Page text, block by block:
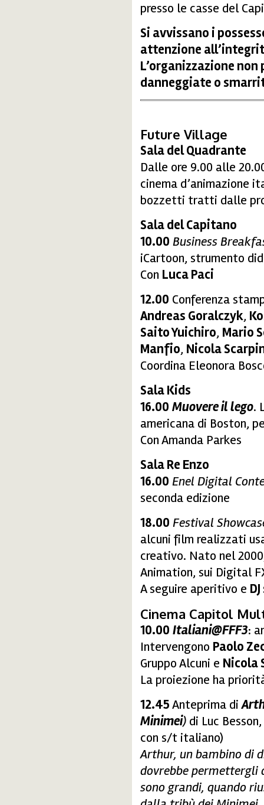
presso le casse del
Si avvissano i
attenzione
L’organizzazione
danneggiate o
Future Village
Sala del Quadrante
Dalle ore 9.00 alle
cinema d’animazione
bozzetti tratti dalle
Sala del Capitano
10.00 Business
iCartoon, strumento
Con Luca Paci
12.00 Conferenza
Andreas Goralczyk,
Saito Yuichiro, Mario
Manfio, Nicola
Coordina Eleonora
Sala Kids
16.00 Muovere il lego.
americana di Boston,
Con Amanda Parkes
Sala Re Enzo
16.00 Enel Digital
seconda edizione
18.00 Festival
alcuni film realizzati
creativo. Nato nel
Animation, sui Digital
A seguire aperitivo e
Cinema Capitol
10.00 Italiani@FFF3:
Intervengono Paolo
Gruppo Alcuni e Nicola
La proiezione ha
12.45Anteprima di
Minimei) di Luc
con s/t italiano)
Arthur, un bambino di
dovrebbe permettergli
sono grandi, quando